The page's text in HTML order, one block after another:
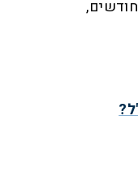
מאפשרים דחיית החזר הלוואות משכנתא (גרייס) לתקופה של עד 6 חודשים,